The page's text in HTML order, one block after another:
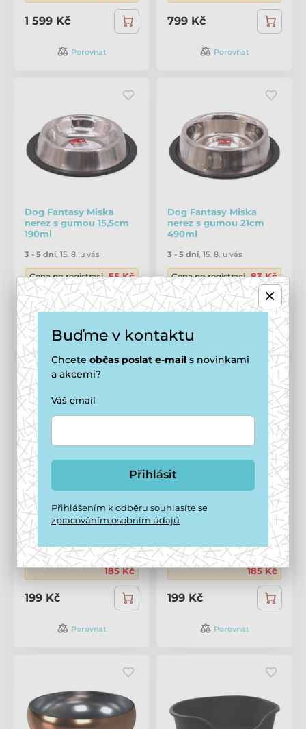
1 599 Kč
Porovnat
799 Kč
Porovnat
Dog Fantasy Miska
nerez s gumou 15,5cm
190ml
3 - 5 dní, 15. 8. u vás
Cena po registraci 55 Kč
59 Kč
Porovnat
Dog Fantasy Miska
nerez s gumou 21cm
490ml
3 - 5 dní, 15. 8. u vás
Cena po registraci 83 Kč
89 Kč
Dog Fantasy Miska
proti hltání EcoStyle
béžová 17cm 750ml
3 - 5 dní
Cena po registraci
185 Kč
199 Kč
Porovnat
Dog Fantasy Miska s
dvojitou stěnou
rosegold 12cm, 376ml
Cena po registraci
185 Kč
199 Kč
Porovnat
Buďme v kontaktu
Chcete občas poslat e-mail s novinkami
a akcemi?
Váš email
Přihlásit
Přihlášením k odběru souhlasíte se
zpracováním osobním údajů